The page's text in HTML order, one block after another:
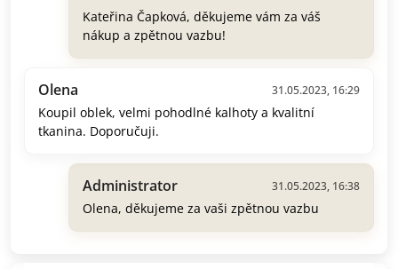
Kateřina Čapková, děkujeme vám za váš
nákup a zpětnou vazbu!
Olena 31.05.2023, 16:29
Koupil oblek, velmi pohodlné kalhoty a kvalitní
tkanina. Doporučuji.
Administrator 31.05.2023, 16:38
Olena, děkujeme za vaši zpětnou vazbu